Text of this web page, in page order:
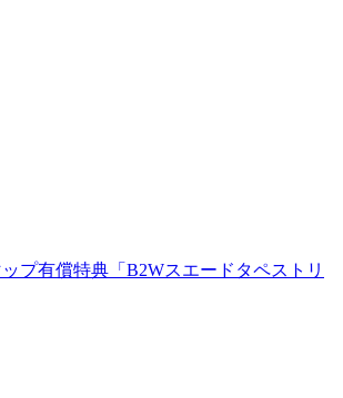
プ有償特典「B2Wスエードタペストリ